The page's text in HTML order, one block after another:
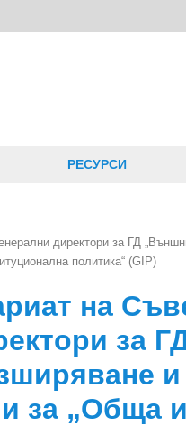
РЕСУРСИ
директори за ГД
политика“ (GIP)
на
за
и
за „Обща и